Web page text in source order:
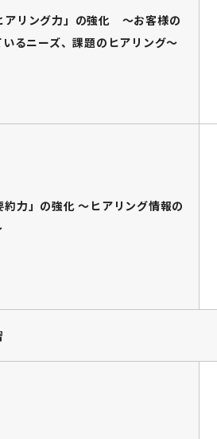
アリング力」の強化 ～お客様の
るニーズ、課題のヒアリング～
約力」の強化 ～ヒアリング情報の